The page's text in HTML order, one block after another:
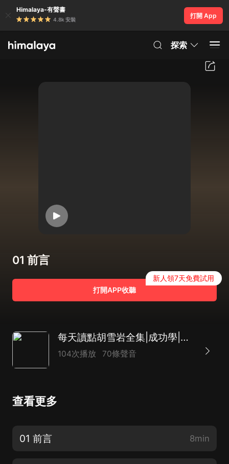
Himalaya-有聲書
4.8k 安裝
打開 App
探索
01 前言
打開APP收聽
新人領7天免費試用
每天讀點胡雪岩全集|成功學|善於用人
104次播放 70條聲音
查看更多
01 前言 8min